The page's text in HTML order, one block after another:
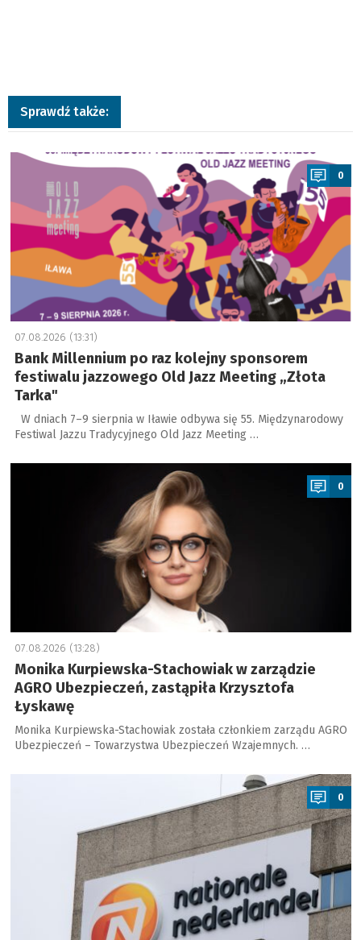
Sprawdź także:
a
0
07.08.2026 (13:31)
Bank Millennium po raz kolejny sponsorem
festiwalu jazzowego Old Jazz Meeting „Złota
Tarka"
W dniach 7–9 sierpnia w Iławie odbywa się 55. Międzynarodowy
Festiwal Jazzu Tradycyjnego Old Jazz Meeting …
a
0
07.08.2026 (13:28)
Monika Kurpiewska-Stachowiak w zarządzie
AGRO Ubezpieczeń, zastąpiła Krzysztofa
Łyskawę
Monika Kurpiewska-Stachowiak została członkiem zarządu AGRO
Ubezpieczeń – Towarzystwa Ubezpieczeń Wzajemnych. …
0